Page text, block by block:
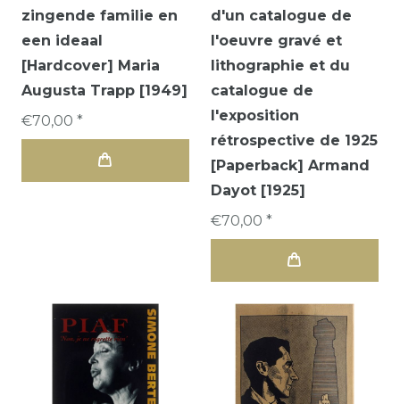
zingende familie en
een ideaal
[Hardcover] Maria
Augusta Trapp [1949]
€70,00 *
d'un catalogue de
l'oeuvre gravé et
lithographie et du
catalogue de
l'exposition
rétrospective de 1925
[Paperback] Armand
Dayot [1925]
€70,00 *